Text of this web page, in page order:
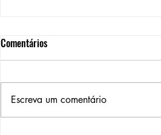
Comentários
Escreva um comentário